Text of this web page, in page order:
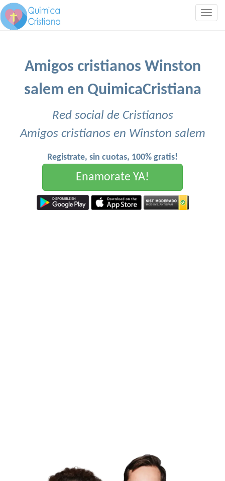
Amigos cristianos Winston
salem en QuimicaCristiana
Red social de Cristianos
Amigos cristianos en Winston salem
Registrate, sin cuotas, 100% gratis!
Enamorate YA!